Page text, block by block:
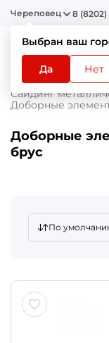
Череповец
Выбран ваш
Да Нет
8
Главная Каталог
Сайдинг
Доборные
Доборные
брус
По